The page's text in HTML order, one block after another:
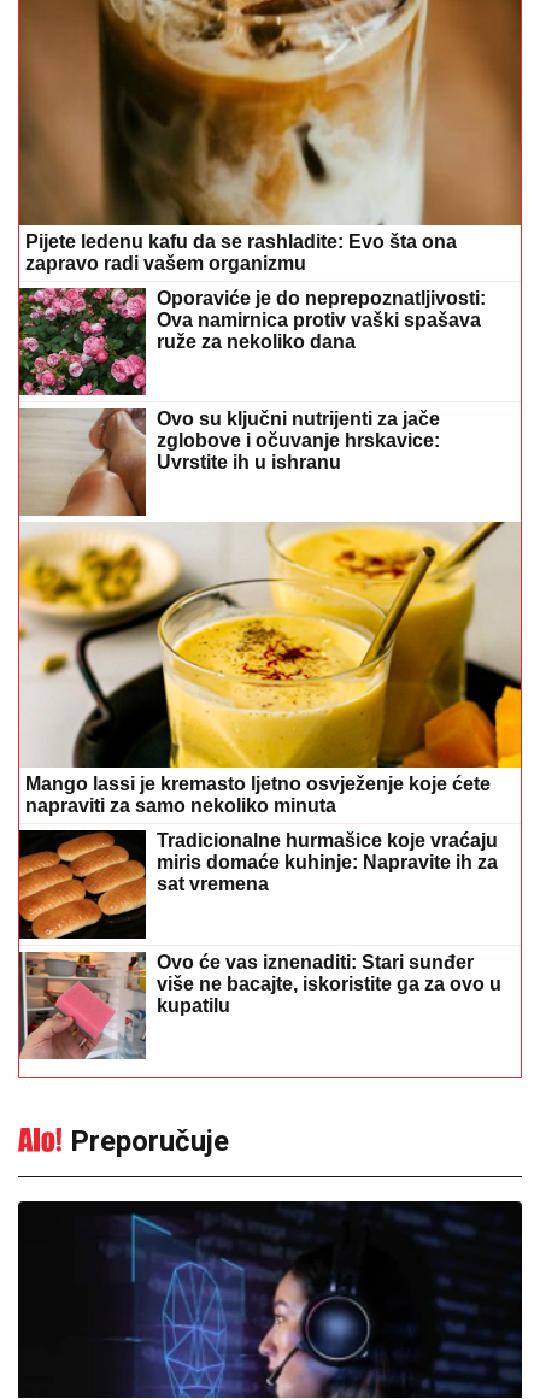
Pijete ledenu kafu da se rashladite: Evo šta ona
zapravo radi vašem organizmu
Oporaviće je do neprepoznatljivosti:
Ova namirnica protiv vaški spašava
ruže za nekoliko dana
Ovo su ključni nutrijenti za jače
zglobove i očuvanje hrskavice:
Uvrstite ih u ishranu
Mango lassi je kremasto ljetno osvježenje koje ćete
napraviti za samo nekoliko minuta
Tradicionalne hurmašice koje vraćaju
miris domaće kuhinje: Napravite ih za
sat vremena
Ovo će vas iznenaditi: Stari sunđer
više ne bacajte, iskoristite ga za ovo u
kupatilu
Preporučuje